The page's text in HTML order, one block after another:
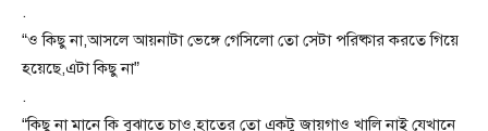
.
“ও কিছু না,আসলে আয়নাটা ভেঙ্গে গেসিলো তো সেটা পরিষ্কার করতে গিয়ে
হয়েছে,এটা কিছু না”
.
“কিছু না মানে কি বুঝাতে চাও,হাতের তো একটু জায়গাও খালি নাই যেখানে